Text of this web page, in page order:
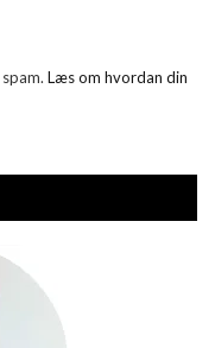
Læs om hvordan din